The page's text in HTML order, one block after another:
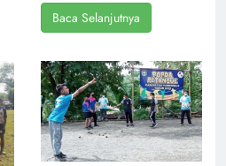
Baca Selanjutnya